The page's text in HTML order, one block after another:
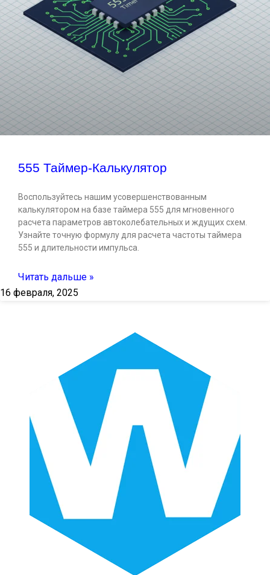
555 Таймер-Калькулятор
Воспользуйтесь нашим усовершенствованным
калькулятором на базе таймера 555 для мгновенного
расчета параметров автоколебательных и ждущих схем.
Узнайте точную формулу для расчета частоты таймера
555 и длительности импульса.
Читать дальше »
16 февраля, 2025